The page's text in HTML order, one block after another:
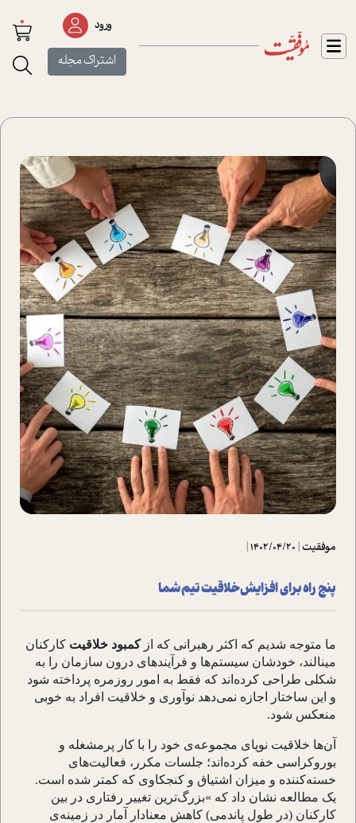
ورود
اشتراک مجله
0
موفقیت|
1402/04/20
|
پنج راه برای افزایش خلاقیت تیم شما
ما متوجه شدیم که اکثر رهبرانی که ازکمبود خلاقیت کارکنان
مینالند، خودشان سیستمها و فرآیندهای درون سازمان را به
شکلی طراحی کرده اند که فقط به امور روزمره پرداخته شود
و این ساختار اجازه نمیدهد نوآوری و خلاقیت افراد به خوبی
منعکس شود.
آنها خلاقیت نوپای مجموعهی خود را با کار پرمشغله و
بوروکراسی خفه کرده اند؛ جلسات مکرر، فعالیتهای
خستهکننده و میزان اشتیاق و کنجکاوی که کمتر شده است.
یک مطالعه نشان داد که «بزرگترین تغییر رفتاری در بین
کارکنان (در طول پاندمی) کاهش معنادار آمار در زمینهی